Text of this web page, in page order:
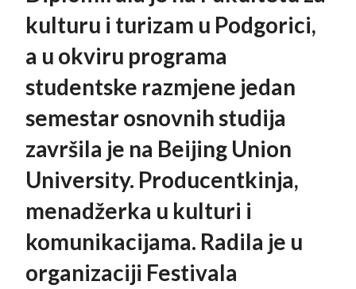
kulturu i turizam u Podgorici,
a u okviru programa
studentske razmjene jedan
semestar osnovnih studija
završila je na Beijing Union
University. Producentkinja,
menadžerka u kulturi i
komunikacijama. Radila je u
organizaciji Festivala